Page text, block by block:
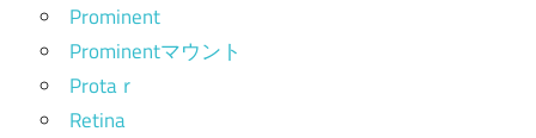
Prominent
Prominentマウント
Protaｒ
Retina